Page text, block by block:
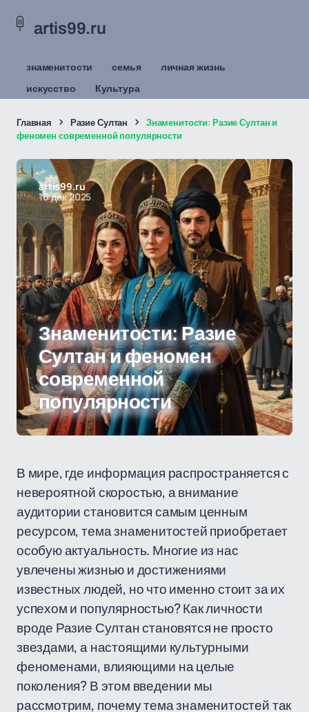
artis99.ru
знаменитости семья
личная жизнь
искусство
Культура
Главная Разие Султан
Знаменитости: Разие Султан и
феномен современной популярности
artis99.ru
16 дек 2025
Знаменитости: Разие
Султан и феномен
современной
популярности
В мире, где информация распространяется с
невероятной скоростью, а внимание
аудитории становится самым ценным
ресурсом, тема знаменитостей приобретает
особую актуальность. Многие из нас
увлечены жизнью и достижениями
известных людей, но что именно стоит за их
успехом и популярностью? Как личности
вроде Разие Султан становятся не просто
звездами, а настоящими культурными
феноменами, влияющими на целые
поколения? В этом введении мы
рассмотрим, почему тема знаменитостей так